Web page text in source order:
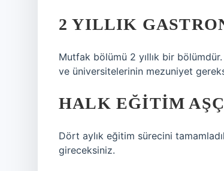
2 YILLIK
Mutfak bölümü 2 yıllık bir
ve üniversitelerinin mezuniyet
HALK EĞITIM
Dört aylık eğitim sürecini
gireceksiniz.